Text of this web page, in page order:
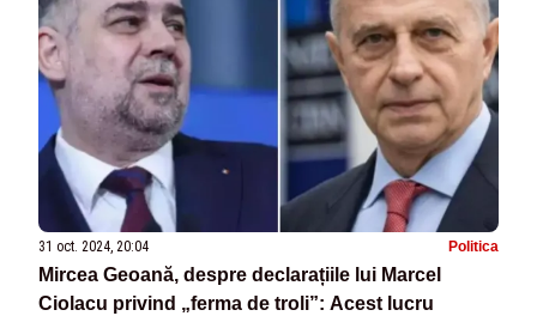
31 oct. 2024, 20:04 Politica
Mircea Geoană, despre declarațiile lui Marcel
Ciolacu privind „ferma de troli”: Acest lucru